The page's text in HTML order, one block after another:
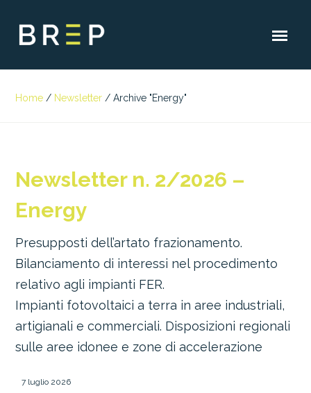
Home / Newsletter / Archive "Energy"
Newsletter n. 2/2026 –
Energy
Presupposti dell’artato frazionamento.
Bilanciamento di interessi nel procedimento
relativo agli impianti FER.
Impianti fotovoltaici a terra in aree industriali,
artigianali e commerciali. Disposizioni regionali
sulle aree idonee e zone di accelerazione
7 luglio 2026